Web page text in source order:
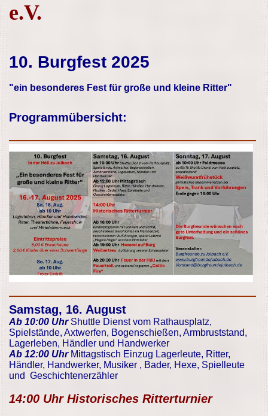
e.V.
10. Burgfest 2025
"ein besonderes Fest für große und kleine Ritter"
Programmübersicht:
Samstag, 16. August
Ab 10:00 Uhr Shuttle Dienst vom Rathausplatz,
Spielstände, Axtwerfen, Bogenschießen, Armbruststand,
Lagerleben, Händler und Handwerker
Ab 12:00 UhrMittagstisch Einzug Lagerleute, Ritter,
Händler, Handwerker, Musiker , Bader, Hexe, Spielleute
und Geschichtenerzähler
14:00 Uhr Historisches Ritterturnier